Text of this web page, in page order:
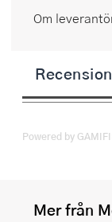
Om
Powered by
Mer från